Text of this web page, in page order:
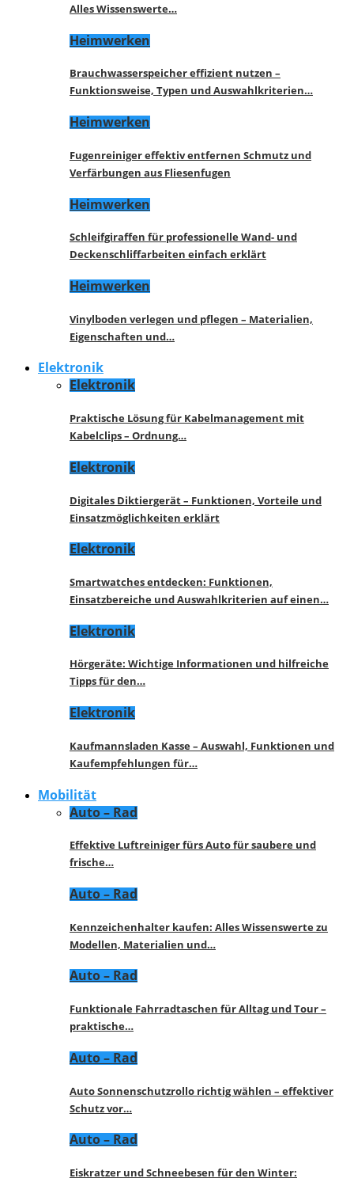
Alles Wissenswerte…
Heimwerken
Brauchwasserspeicher effizient nutzen –
Funktionsweise, Typen und Auswahlkriterien…
Heimwerken
Fugenreiniger effektiv entfernen Schmutz und
Verfärbungen aus Fliesenfugen
Heimwerken
Schleifgiraffen für professionelle Wand- und
Deckenschliffarbeiten einfach erklärt
Heimwerken
Vinylboden verlegen und pflegen – Materialien,
Eigenschaften und…
Elektronik
Elektronik
Praktische Lösung für Kabelmanagement mit
Kabelclips – Ordnung…
Elektronik
Digitales Diktiergerät – Funktionen, Vorteile und
Einsatzmöglichkeiten erklärt
Elektronik
Smartwatches entdecken: Funktionen,
Einsatzbereiche und Auswahlkriterien auf einen…
Elektronik
Hörgeräte: Wichtige Informationen und hilfreiche
Tipps für den…
Elektronik
Kaufmannsladen Kasse – Auswahl, Funktionen und
Kaufempfehlungen für…
Mobilität
Auto – Rad
Effektive Luftreiniger fürs Auto für saubere und
frische…
Auto – Rad
Kennzeichenhalter kaufen: Alles Wissenswerte zu
Modellen, Materialien und…
Auto – Rad
Funktionale Fahrradtaschen für Alltag und Tour –
praktische…
Auto – Rad
Auto Sonnenschutzrollo richtig wählen – effektiver
Schutz vor…
Auto – Rad
Eiskratzer und Schneebesen für den Winter: